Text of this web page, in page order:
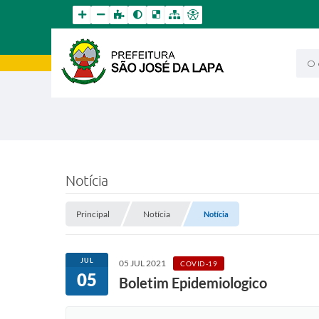
O
Notícia
Principal Notícia Notícia
JUL
05
05 JUL 2021 COVID-19
Boletim Epidemiologico